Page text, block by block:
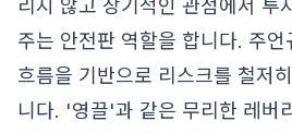
리지 않고 장기적인 관점에서 투
주는 안전판 역할을 합니다. 주
흐름을 기반으로 리스크를 철저
니다. '영끌'과 같은 무리한 레버